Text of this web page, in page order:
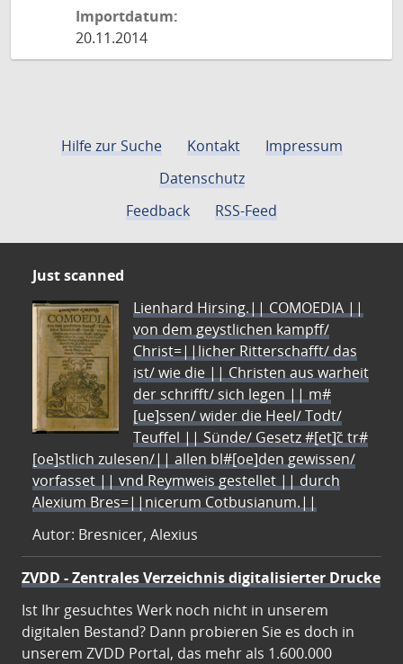
Importdatum:
20.11.2014
Hilfe zur Suche Kontakt
Impressum
Datenschutz
Feedback
RSS-Feed
Just scanned
Lienhard Hirsing.|| COMOEDIA ||
von dem geystlichen kampff/
Christ=||licher Ritterschafft/ das
ist/ wie die || Christen aus warheit
der schrifft/ sich legen || m#
[ue]ssen/ wider die Heel/ Todt/
Teuffel || Sünde/ Gesetz #[et]c̃ tr#
[oe]stlich zulesen/|| allen bl#[oe]den gewissen/
vorfasset || vnd Reymweis gestellet || durch
Alexium Bres=||nicerum Cotbusianum.||
Autor: Bresnicer, Alexius
ZVDD - Zentrales Verzeichnis digitalisierter Drucke
Ist Ihr gesuchtes Werk noch nicht in unserem
digitalen Bestand? Dann probieren Sie es doch in
unserem ZVDD Portal, das mehr als 1.600.000